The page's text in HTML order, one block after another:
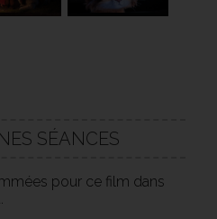
SÉANCES
pour ce film dans